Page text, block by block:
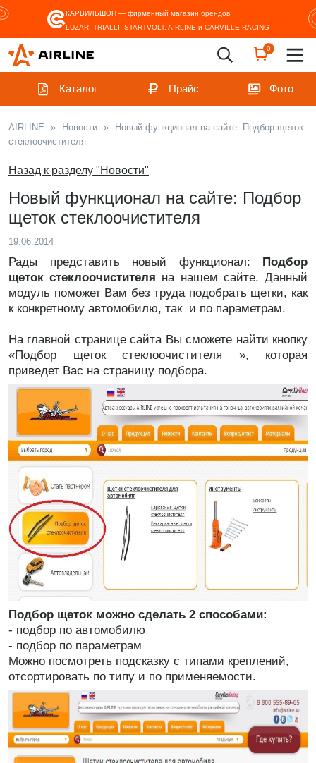
КАРВИЛЬШОП — фирменный магазин брендов
LUZAR, TRIALLI, STARTVOLT, AIRLINE и CARVILLE RACING
0
Каталог Прайс Фото
AIRLINE » Новости »
Новый функционал на сайте: Подбор щеток
стеклоочистителя
Назад к разделу "Новости"
Новый функционал на сайте: Подбор
щеток стеклоочистителя
19.06.2014
Рады представить новый функционал: Подбор
щеток стеклоочистителя на нашем сайте. Данный
модуль поможет Вам без труда подобрать щетки, как
к конкретному автомобилю, так и по параметрам.
На главной странице сайта Вы сможете найти кнопку
«Подбор щеток стеклоочистителя », которая
приведет Вас на страницу подбора.
Подбор щеток можно сделать 2 способами:
- подбор по автомобилю
- подбор по параметрам
Можно посмотреть подсказку с типами креплений,
отсортировать по типу и по применяемости.